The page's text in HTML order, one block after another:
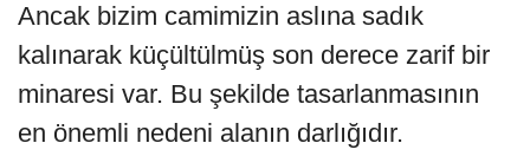
Ancak bizim camimizin aslına sadık
kalınarak küçültülmüş son derece zarif bir
minaresi var. Bu şekilde tasarlanmasının
en önemli nedeni alanın darlığıdır.